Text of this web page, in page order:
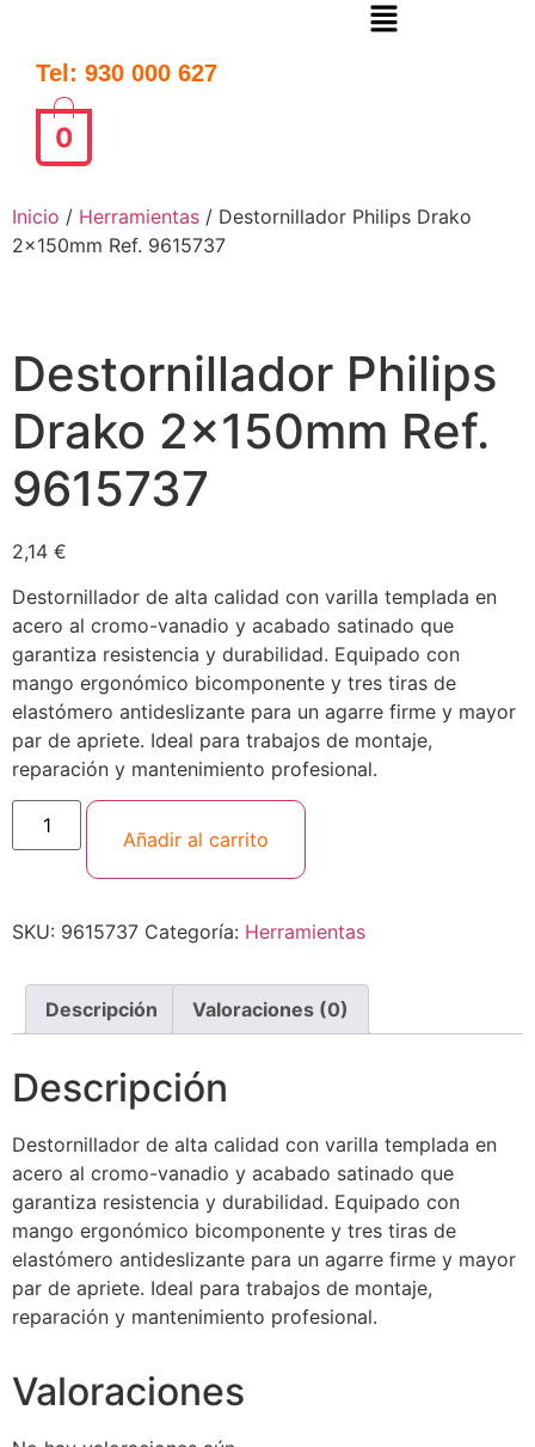
Tel: 930 000 627
0
Inicio / Herramientas / Destornillador Philips Drako
2x150mm Ref. 9615737
Destornillador Philips
Drako 2x150mm Ref.
9615737
2,14 €
Destornillador de alta calidad con varilla templada en
acero al cromo-vanadio y acabado satinado que
garantiza resistencia y durabilidad. Equipado con
mango ergonómico bicomponente y tres tiras de
elastómero antideslizante para un agarre firme y mayor
par de apriete. Ideal para trabajos de montaje,
reparación y mantenimiento profesional.
Añadir al carrito
SKU: 9615737 Categoría: Herramientas
Descripción Valoraciones (0)
Descripción
Destornillador de alta calidad con varilla templada en
acero al cromo-vanadio y acabado satinado que
garantiza resistencia y durabilidad. Equipado con
mango ergonómico bicomponente y tres tiras de
elastómero antideslizante para un agarre firme y mayor
par de apriete. Ideal para trabajos de montaje,
reparación y mantenimiento profesional.
Valoraciones